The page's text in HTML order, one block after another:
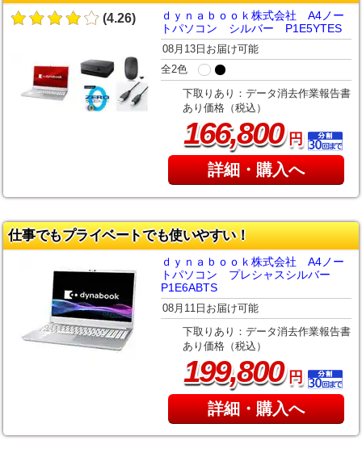
(4.26)
ｄｙｎａｂｏｏｋ株式会社 A4ノー
トパソコン シルバー P1E5YTES
08月13日お届け可能
全2色
下取りあり：データ消去作業報告書
あり価格（税込）
166,800円
詳細・購入へ
仕事でもプライベートでも使いやすい！
ｄｙｎａｂｏｏｋ株式会社 A4ノー
トパソコン プレシャスシルバー
P1E6ABTS
08月11日お届け可能
下取りあり：データ消去作業報告書
あり価格（税込）
199,800円
詳細・購入へ